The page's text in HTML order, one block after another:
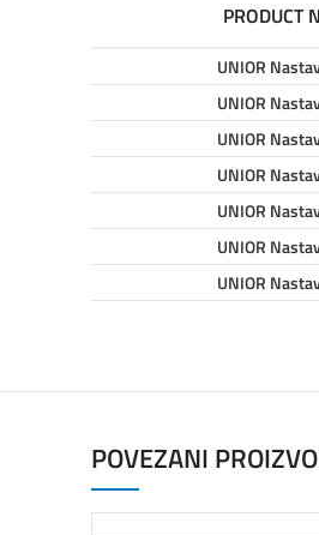
PRODUCT
UNIOR
UNIOR
UNIOR
UNIOR
UNIOR
UNIOR
UNIOR
POVEZANI